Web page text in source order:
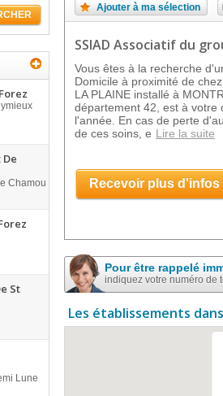
De
Chamou
St
Lune
Ajouter à ma sélection
SSIAD Associatif du
Vous êtes à la recherche
Domicile à proximité de
LA PLAINE installé à
département 42, est à votre
l'année. En cas de perte
de ces soins, e Lire la suite
Recevoir plus d'infos
Pour être rappelé
indiquez votre numéro de
Les établissements